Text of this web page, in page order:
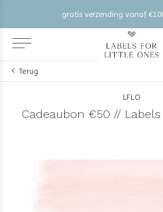
gratis verzending vanaf €100
Terug
LFLO
Cadeaubon €50 //